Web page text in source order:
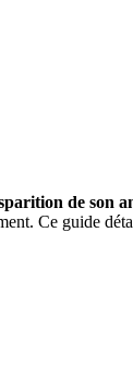
de son
Ce guide